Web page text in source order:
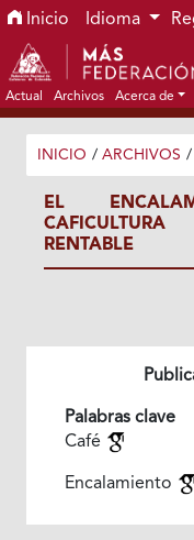
Ir al menú de
Ir al contenido
Ir al pie de página del
Inicio Idioma
Actual Archivos Acerca de
INICIO / ARCHIVOS /
EL
RENTABLE
Palabras clave
Café
Encalamiento